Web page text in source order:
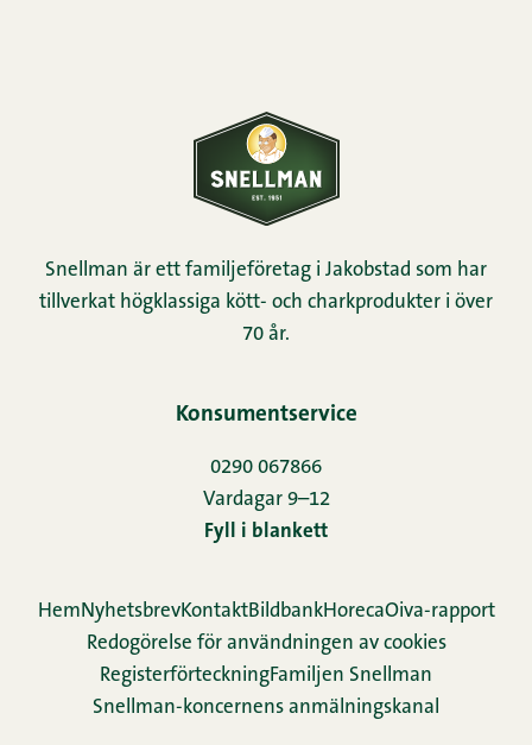
Snellman är ett familjeföretag i Jakobstad som har
tillverkat högklassiga kött- och charkprodukter i över
70 år.
Konsumentservice
0290 067866
Vardagar 9–12
Fyll i blankett
HemNyhetsbrevKontaktBildbankHorecaOiva-rapport
Redogörelse för användningen av cookies
Re­gis­ter­för­teck­ningFamiljen Snellman
Snellman-koncernens anmälningskanal